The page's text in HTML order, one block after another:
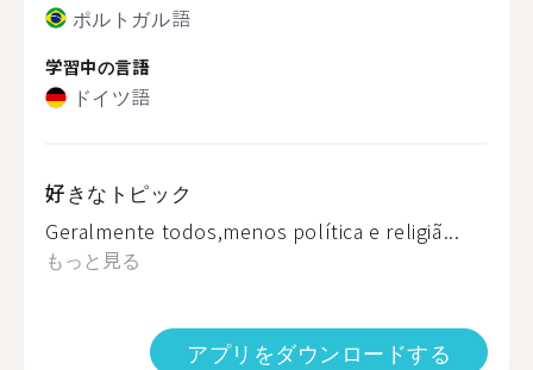
ポルトガル語
学習中の言語
ドイツ語
好きなトピック
Geralmente todos,menos política e religiã...
もっと見る
アプリをダウンロードする